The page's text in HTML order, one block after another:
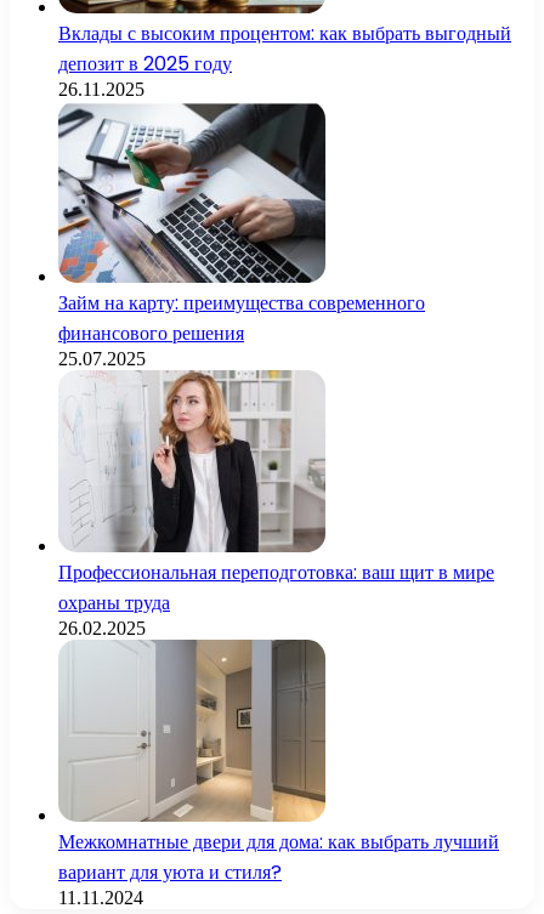
Вклады с высоким процентом: как выбрать выгодный
депозит в 2025 году
26.11.2025
Займ на карту: преимущества современного
финансового решения
25.07.2025
Профессиональная переподготовка: ваш щит в мире
охраны труда
26.02.2025
Межкомнатные двери для дома: как выбрать лучший
вариант для уюта и стиля?
11.11.2024